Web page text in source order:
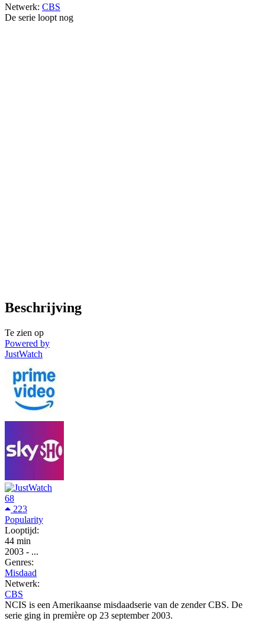
Netwerk: CBS
De serie loopt nog
Beschrijving
Te zien op
Powered by
JustWatch
68
223
Popularity
Looptijd:
44 min
2003 - ...
Genres:
Misdaad
Netwerk:
CBS
NCIS is een Amerikaanse misdaadserie van de zender CBS. De
serie ging in première op 23 september 2003.